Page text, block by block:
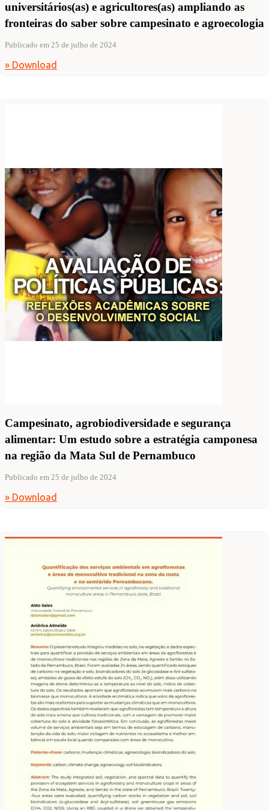
universitários(as) e agricultores(as) ampliando as
fronteiras do saber sobre campesinato e agroecologia
Publicado em 25 de julho de 2024
» Download
Campesinato, agrobiodiversidade e segurança
alimentar: Um estudo sobre a estratégia camponesa
na região da Mata Sul de Pernambuco
Publicado em 25 de julho de 2024
» Download